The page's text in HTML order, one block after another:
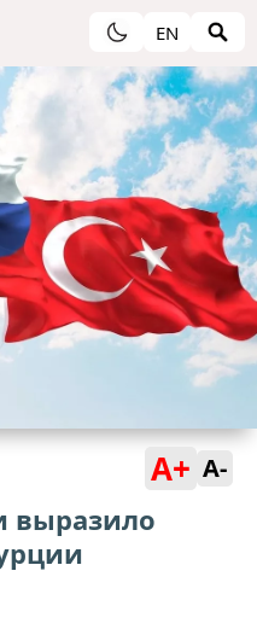
EN
A+ A-
выразило